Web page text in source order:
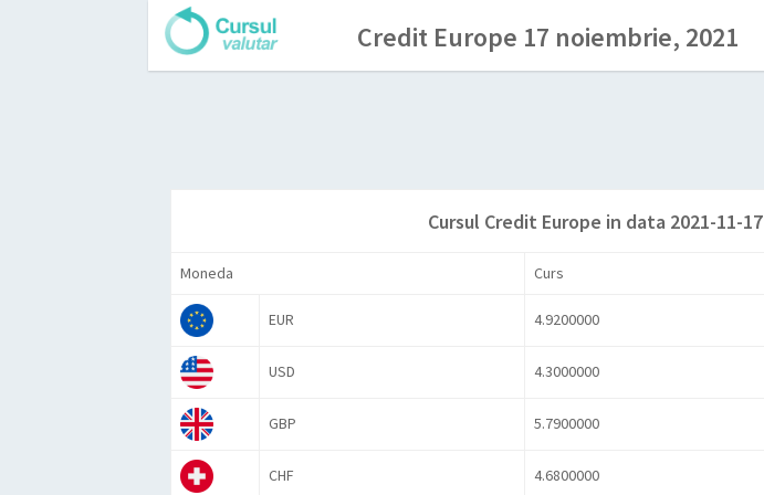
Credit Europe 17 noiembrie, 2021
Cursul Credit Europe in data 2021-11-17
Moneda Curs
EUR 4.9200000
USD 4.3000000
GBP 5.7900000
CHF 4.6800000